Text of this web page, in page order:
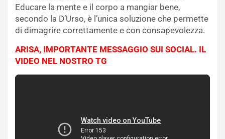
Educare la mente e il corpo a mangiar bene,
secondo la D’Urso, è l’unica soluzione che permette
di dimagrire correttamente e con consapevolezza.
ARISA, IMPORTANTE MESSAGGIO SUI SOCIAL. IL
VIDEO NEL NOSTRO TG